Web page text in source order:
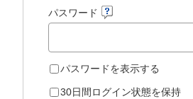
パスワード
パスワードを表示する
30日間ログイン状態を保持